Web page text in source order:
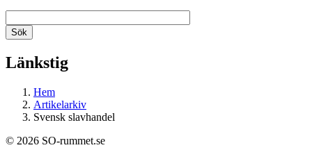
Länkstig
Hem
Artikelarkiv
Svensk slavhandel
© 2026 SO-rummet.se